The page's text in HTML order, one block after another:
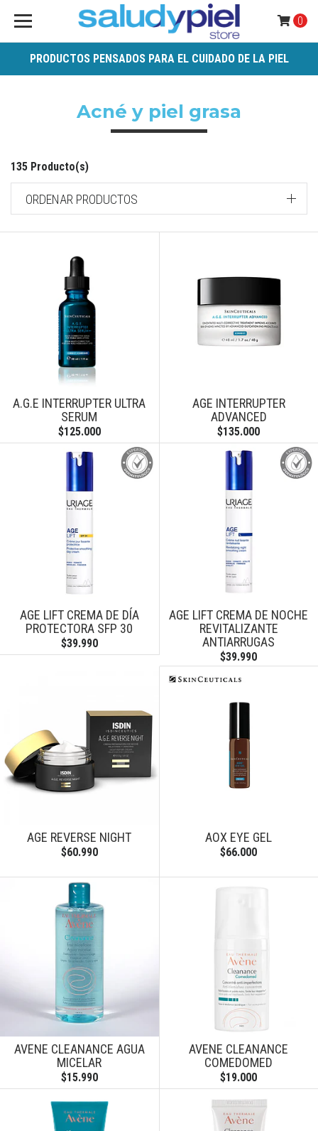
PRODUCTOS PENSADOS PARA EL CUIDADO DE LA PIEL
0
Acné y piel grasa
135 Producto(s)
ORDENAR PRODUCTOS
A.G.E INTERRUPTER ULTRA
SERUM
$125.000
AGE INTERRUPTER
ADVANCED
$135.000
AGE LIFT CREMA DE DÍA
PROTECTORA SFP 30
$39.990
AGE LIFT CREMA DE NOCHE
REVITALIZANTE
ANTIARRUGAS
$39.990
AGE REVERSE NIGHT
$60.990
AOX EYE GEL
$66.000
AVENE CLEANANCE AGUA
MICELAR
$15.990
AVENE CLEANANCE
COMEDOMED
$19.000